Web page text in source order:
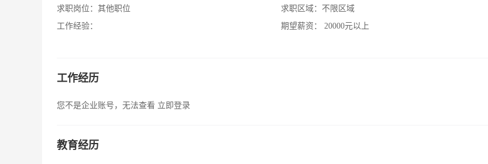
求职岗位： 其他职位
工作经验：
求职区域： 不限区域
期望薪资：
20000元以上
工作经历
您不是企业账号，无法查看 立即登录
教育经历